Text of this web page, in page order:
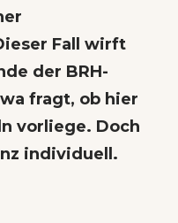
Fall wirft
der BRH-
fragt, ob hier
vorliege. Doch
individuell.